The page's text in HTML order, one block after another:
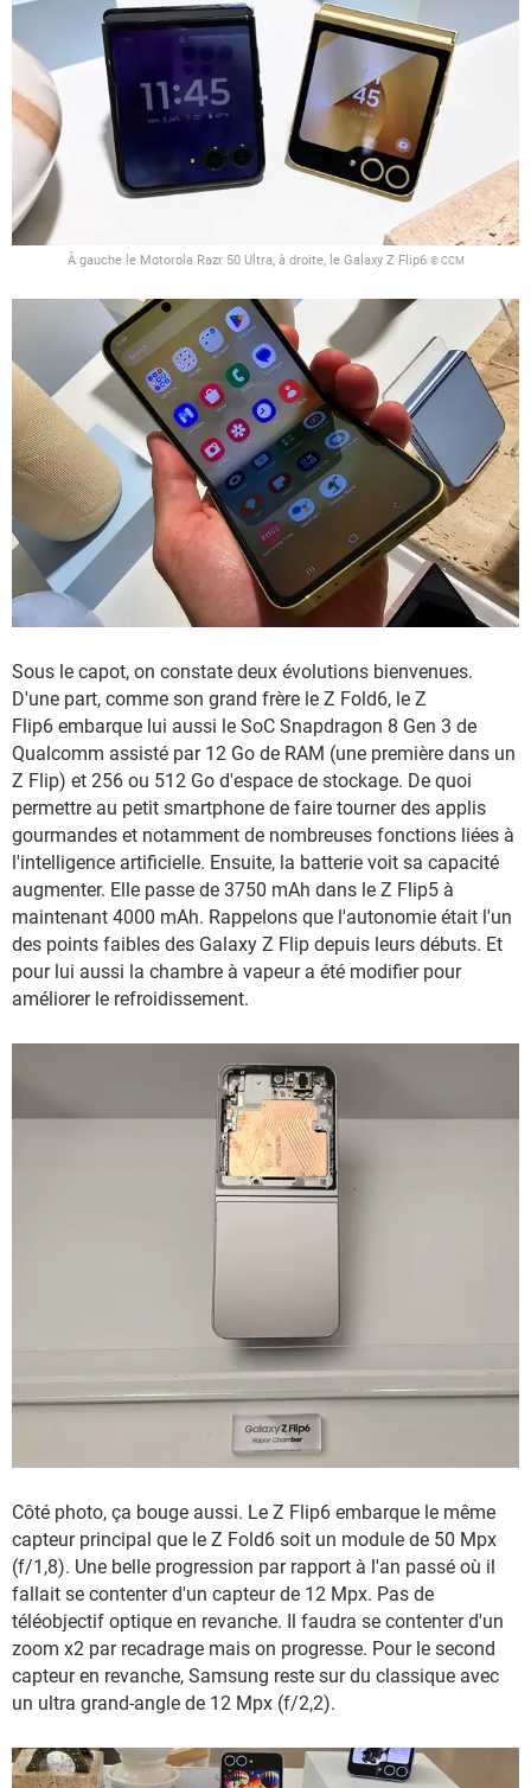
À gauche le Motorola Razr 50 Ultra, à droite, le Galaxy Z Flip6 © CCM
Sous le capot, on constate deux évolutions bienvenues.
D'une part, comme son grand frère le Z Fold6, le Z
Flip6 embarque lui aussi le SoC Snapdragon 8 Gen 3 de
Qualcomm assisté par 12 Go de RAM (une première dans un
Z Flip) et 256 ou 512 Go d'espace de stockage. De quoi
permettre au petit smartphone de faire tourner des applis
gourmandes et notamment de nombreuses fonctions liées à
l'intelligence artificielle. Ensuite, la batterie voit sa capacité
augmenter. Elle passe de 3750 mAh dans le Z Flip5 à
maintenant 4000 mAh. Rappelons que l'autonomie était l'un
des points faibles des Galaxy Z Flip depuis leurs débuts. Et
pour lui aussi la chambre à vapeur a été modifier pour
améliorer le refroidissement.
Côté photo, ça bouge aussi. Le Z Flip6 embarque le même
capteur principal que le Z Fold6 soit un module de 50 Mpx
(f/1,8). Une belle progression par rapport à l'an passé où il
fallait se contenter d'un capteur de 12 Mpx. Pas de
téléobjectif optique en revanche. Il faudra se contenter d'un
zoom x2 par recadrage mais on progresse. Pour le second
capteur en revanche, Samsung reste sur du classique avec
un ultra grand-angle de 12 Mpx (f/2,2).